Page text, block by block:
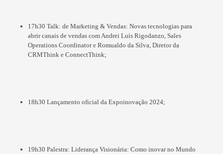
17h30 Talk: de Marketing & Vendas: Novas tecnologias para
abrir canais de vendas com Andrei Luís Rigodanzo, Sales
Operations Coordinator e Romualdo da Silva, Diretor da
CRMThink e ConnectThink;
18h30 Lançamento oficial da Expoinovação 2024;
19h30 Palestra: Liderança Visionária: Como inovar no Mundo